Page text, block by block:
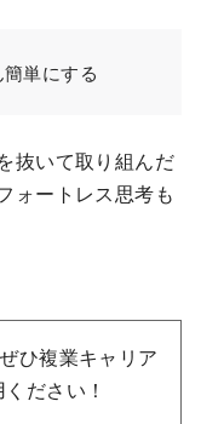
単にする
抜いて取り組んだ
ォートレス思考も
ひ複業キャリア
ださい！